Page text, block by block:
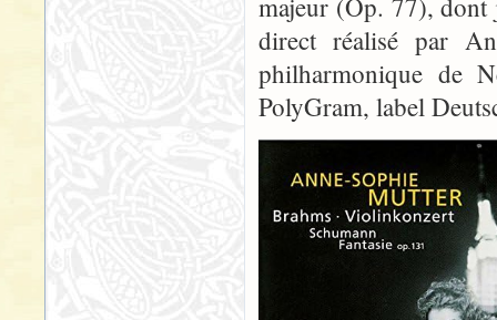
majeur (Op. 77), dont
direct réalisé par
philharmonique de
PolyGram, label